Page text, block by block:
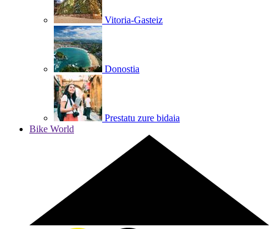
Vitoria-Gasteiz
Donostia
Prestatu zure bidaia
Bike World